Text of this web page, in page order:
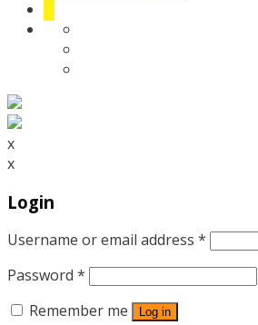
x
x
Login
Username or email address *
Password *
Remember me
Log in